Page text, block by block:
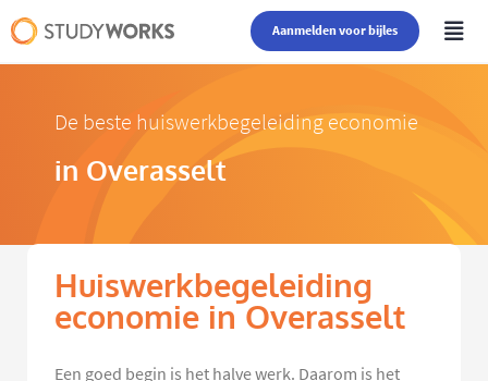
Aanmelden voor bijles
De beste huiswerkbegeleiding economie
in Overasselt
Huiswerkbegeleiding
economie in Overasselt
Een goed begin is het halve werk. Daarom is het